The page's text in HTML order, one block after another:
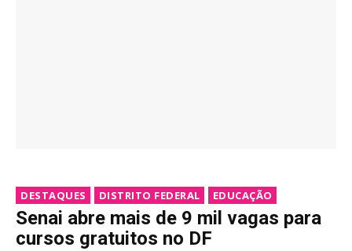
DESTAQUES DISTRITO FEDERAL EDUCAÇÃO
Senai abre mais de 9 mil vagas para
cursos gratuitos no DF